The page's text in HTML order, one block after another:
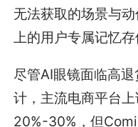
无法获取的场景与
上的用户专属记忆存
尽管AI眼镜面临高
计，主流电商平台
20%-30%，但